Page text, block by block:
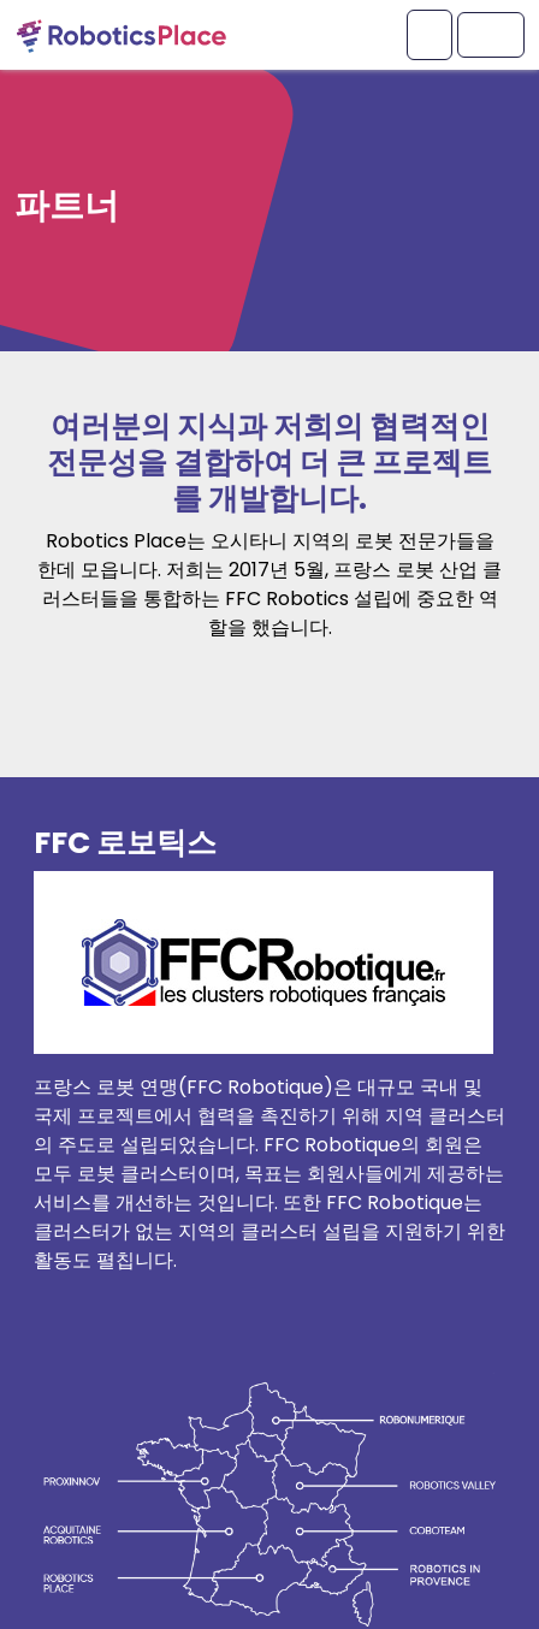
콘텐츠로 바로가기
푸터로 건너뛰기
메뉴
파트너
여러분의 지식과 저희의 협력적인
전문성을 결합하여 더 큰 프로젝트
를 개발합니다.
Robotics Place는 오시타니 지역의 로봇 전문가들을
한데 모읍니다. 저희는 2017년 5월, 프랑스 로봇 산업 클
러스터들을 통합하는 FFC Robotics 설립에 중요한 역
할을 했습니다.
FFC 로보틱스
프랑스 로봇 연맹(FFC Robotique)은 대규모 국내 및
국제 프로젝트에서 협력을 촉진하기 위해 지역 클러스터
의 주도로 설립되었습니다. FFC Robotique의 회원은
모두 로봇 클러스터이며, 목표는 회원사들에게 제공하는
서비스를 개선하는 것입니다. 또한 FFC Robotique는
클러스터가 없는 지역의 클러스터 설립을 지원하기 위한
활동도 펼칩니다.